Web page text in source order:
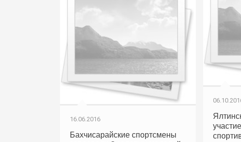
16.06.2016
Бахчисарайские спортсмены